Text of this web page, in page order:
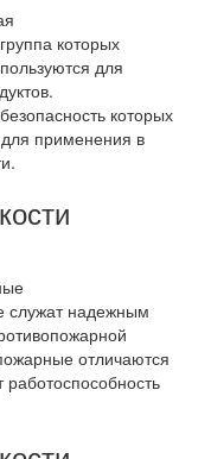
которых
для
которых
применения в
служат надежным
отличаются
работоспособность